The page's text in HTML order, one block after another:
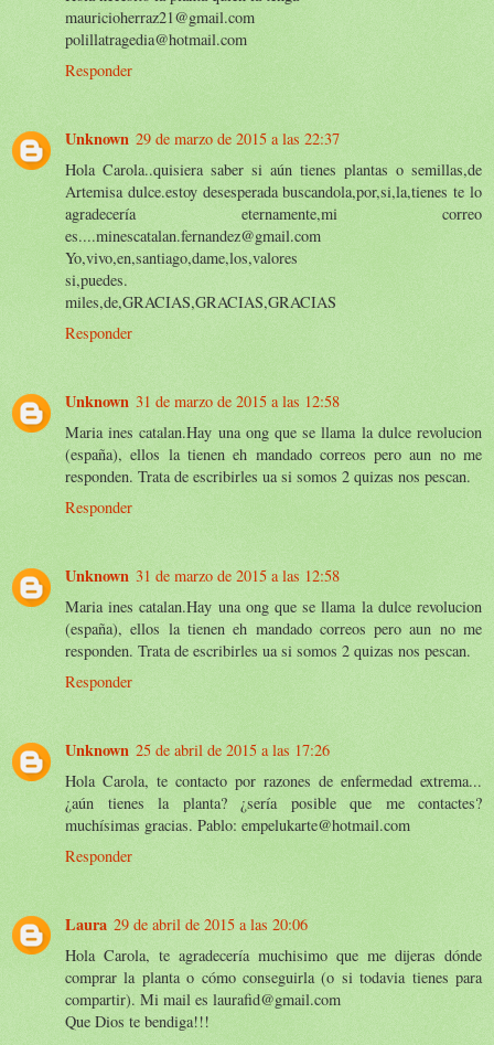
mauricioherraz21@gmail.com
polillatragedia@hotmail.com
Responder
Unknown 29 de marzo de 2015 a las 22:37
Hola Carola..quisiera saber si aún tienes plantas o semillas,de
Artemisa dulce.estoy desesperada buscandola,por,si,la,tienes te lo
agradecería eternamente,mi correo
es....minescatalan.fernandez@gmail.com
Yo,vivo,en,santiago,dame,los,valores
si,puedes.
miles,de,GRACIAS,GRACIAS,GRACIAS
Responder
Unknown 31 de marzo de 2015 a las 12:58
Maria ines catalan.Hay una ong que se llama la dulce revolucion
(españa), ellos la tienen eh mandado correos pero aun no me
responden. Trata de escribirles ua si somos 2 quizas nos pescan.
Responder
Unknown 31 de marzo de 2015 a las 12:58
Maria ines catalan.Hay una ong que se llama la dulce revolucion
(españa), ellos la tienen eh mandado correos pero aun no me
responden. Trata de escribirles ua si somos 2 quizas nos pescan.
Responder
Unknown 25 de abril de 2015 a las 17:26
Hola Carola, te contacto por razones de enfermedad extrema...
¿aún tienes la planta? ¿sería posible que me contactes?
muchísimas gracias. Pablo: empelukarte@hotmail.com
Responder
Laura 29 de abril de 2015 a las 20:06
Hola Carola, te agradecería muchisimo que me dijeras dónde
comprar la planta o cómo conseguirla (o si todavia tienes para
compartir). Mi mail es laurafid@gmail.com
Que Dios te bendiga!!!